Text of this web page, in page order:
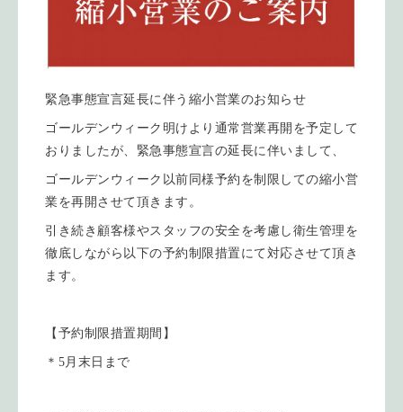
緊急事態宣言延長に伴う縮小営業のお知らせ
ゴールデンウィーク明けより通常営業再開を予定して
おりましたが、緊急事態宣言の延長に伴いまして、
ゴールデンウィーク以前同様予約を制限しての縮小営
業を再開させて頂きます。
引き続き顧客様やスタッフの安全を考慮し衛生管理を
徹底しながら以下の予約制限措置にて対応させて頂き
ます。
【予約制限措置期間】
＊5月末日まで